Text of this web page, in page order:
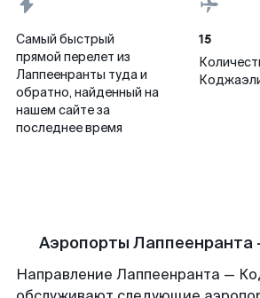
Самый быстрый
прямой перелет из
Лаппеенранты туда и
обратно, найденный на
нашем сайте за
последнее время
15
Аэропорты
Направление Лаппеенранта —